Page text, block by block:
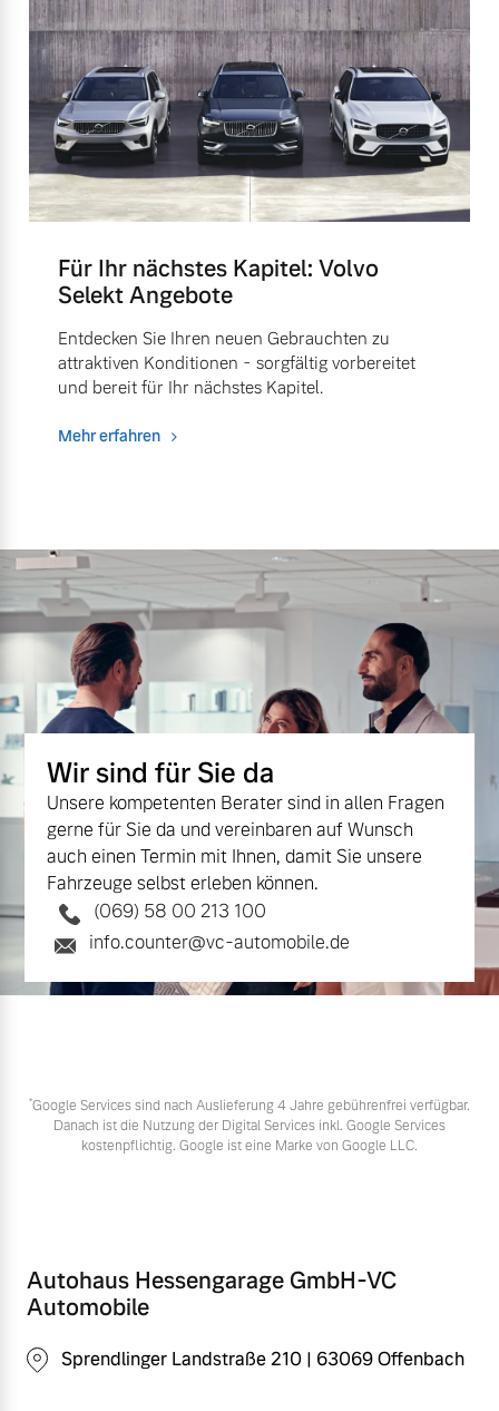
Für Ihr nächstes Kapitel: Volvo
Selekt Angebote
Entdecken Sie Ihren neuen Gebrauchten zu
attraktiven Konditionen - sorgfältig vorbereitet
und bereit für Ihr nächstes Kapitel.
Mehr erfahren
Wir sind für Sie da
Unsere kompetenten Berater sind in allen Fragen
gerne für Sie da und vereinbaren auf Wunsch
auch einen Termin mit Ihnen, damit Sie unsere
Fahrzeuge selbst erleben können.
(069) 58 00 213 100
info.counter@vc-automobile.de
*Google Services sind nach Auslieferung 4 Jahre gebührenfrei verfügbar.
Danach ist die Nutzung der Digital Services inkl. Google Services
kostenpflichtig. Google ist eine Marke von Google LLC.
Autohaus Hessengarage GmbH-VC
Automobile
Sprendlinger Landstraße 210 | 63069 Offenbach